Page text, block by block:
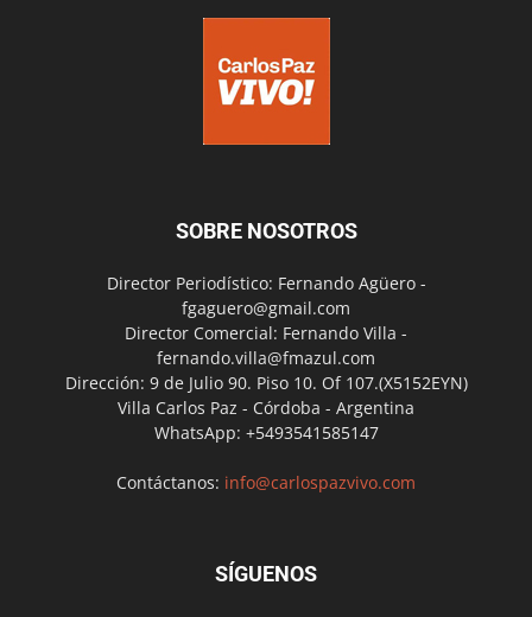
SOBRE NOSOTROS
Director Periodístico: Fernando Agüero -
fgaguero@gmail.com
Director Comercial: Fernando Villa -
fernando.villa@fmazul.com
Dirección: 9 de Julio 90. Piso 10. Of 107.(X5152EYN)
Villa Carlos Paz - Córdoba - Argentina
WhatsApp: +5493541585147
Contáctanos: info@carlospazvivo.com
SÍGUENOS